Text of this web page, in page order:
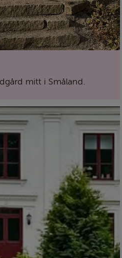
mitt i Småland.